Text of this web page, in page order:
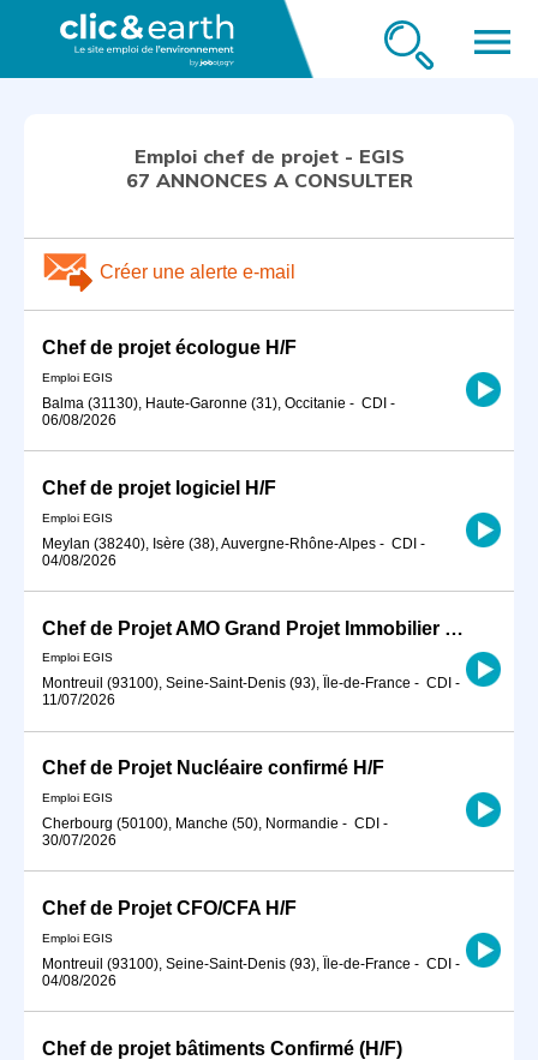
menu
Emploi chef de projet - EGIS
67 ANNONCES A CONSULTER
Créer une alerte e-mail
Chef de projet écologue H/F
Emploi EGIS
Balma (31130), Haute-Garonne (31), Occitanie - CDI -
06/08/2026
Chef de projet logiciel H/F
Emploi EGIS
Meylan (38240), Isère (38), Auvergne-Rhône-Alpes - CDI -
04/08/2026
Chef de Projet AMO Grand Projet Immobilier - Confirmé H/F
Emploi EGIS
Montreuil (93100), Seine-Saint-Denis (93), Île-de-France - CDI -
11/07/2026
Chef de Projet Nucléaire confirmé H/F
Emploi EGIS
Cherbourg (50100), Manche (50), Normandie - CDI -
30/07/2026
Chef de Projet CFO/CFA H/F
Emploi EGIS
Montreuil (93100), Seine-Saint-Denis (93), Île-de-France - CDI -
04/08/2026
Chef de projet bâtiments Confirmé (H/F)